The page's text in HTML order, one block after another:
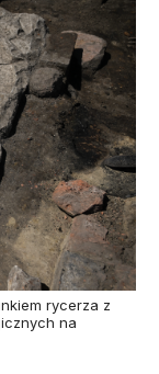
rycerza z
na